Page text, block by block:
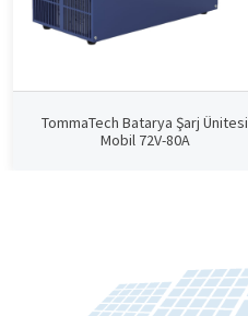
TommaTech Batarya Şarj Ünitesi
Mobil 72V-80A